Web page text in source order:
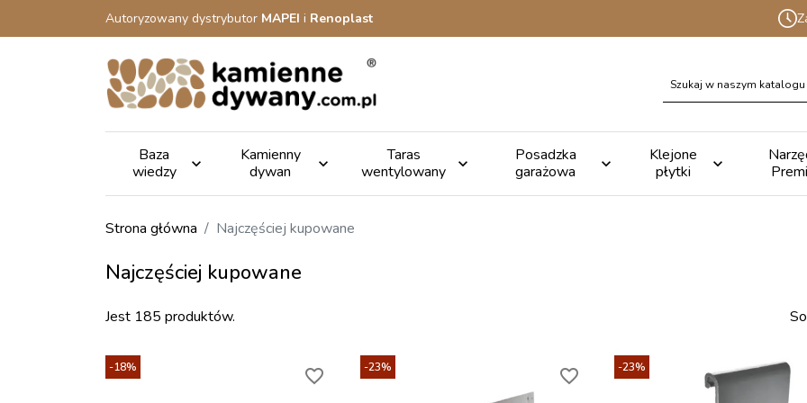
Autoryzowany dystrybutor MAPEI i Renoplast
Baza
wiedzy

Kamienny
dywan

Taras
wentylowany

Posadzka
garażowa

Klejone
płytki

Strona główna Najczęściej kupowane
Najczęściej kupowane
Jest 185 produktów.
-18% favorite_border -23% favorite_border -23%